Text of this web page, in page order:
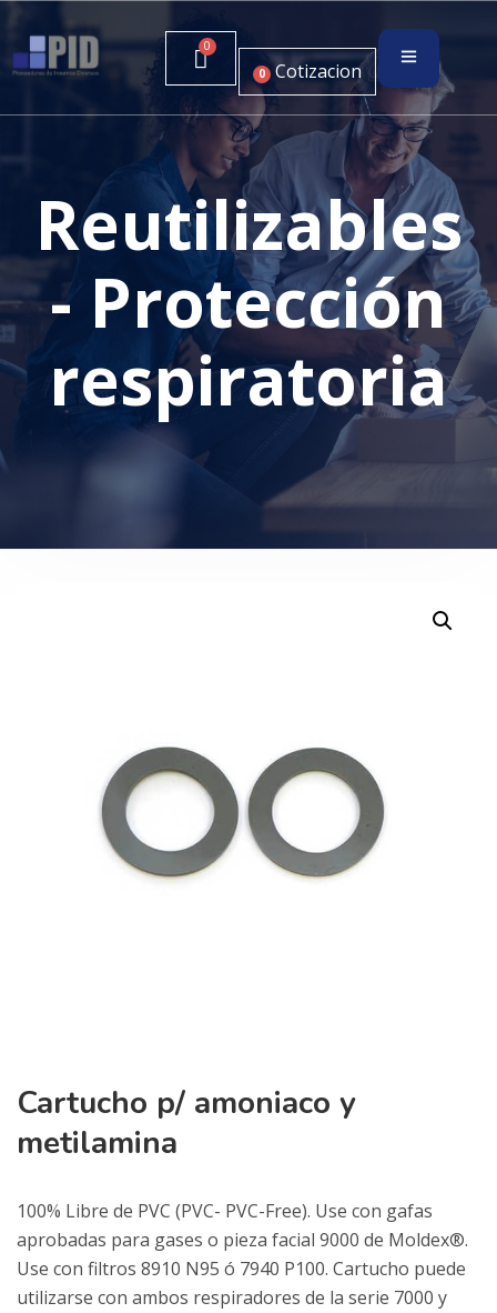
0 Cotizacion
Reutilizables
- Protección
respiratoria
Cartucho p/ amoniaco y
metilamina
100% Libre de PVC (PVC- PVC-Free). Use con gafas
aprobadas para gases o pieza facial 9000 de Moldex®.
Use con filtros 8910 N95 ó 7940 P100. Cartucho puede
utilizarse con ambos respiradores de la serie 7000 y